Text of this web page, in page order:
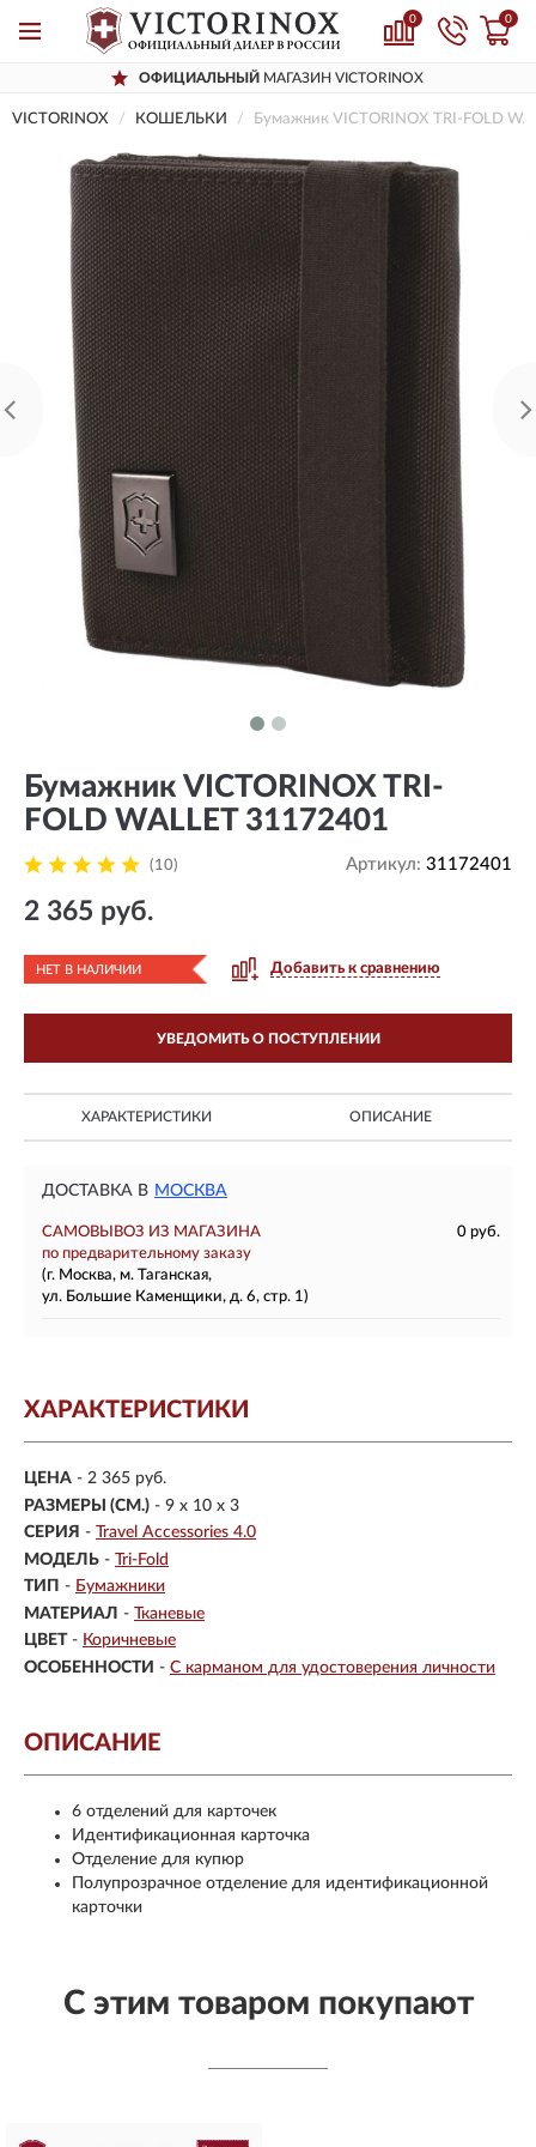
0 0
ОФИЦИАЛЬНЫЙМАГАЗИН VICTORINOX
VICTORINOX КОШЕЛЬКИ Бумажник VICTORINOX TRI-FOLD
Бумажник VICTORINOX TRI-
FOLD WALLET 31172401
(10) Артикул: 31172401
2 365 руб.
НЕТ В НАЛИЧИИ Добавить к сравнению
УВЕДОМИТЬ О ПОСТУПЛЕНИИ
ХАРАКТЕРИСТИКИ ОПИСАНИЕ
ДОСТАВКА В МОСКВА
САМОВЫВОЗ ИЗ МАГАЗИНА
0 руб.
по предварительному заказу
(г. Москва, м. Таганская,
ул. Большие Каменщики, д. 6, стр. 1)
ХАРАКТЕРИСТИКИ
ЦЕНА - 2 365 руб.
РАЗМЕРЫ (СМ.) - 9 x 10 x 3
СЕРИЯ - Travel Accessories 4.0
МОДЕЛЬ - Tri-Fold
ТИП - Бумажники
МАТЕРИАЛ - Тканевые
ЦВЕТ - Коричневые
ОСОБЕННОСТИ - С карманом для удостоверения личности
ОПИСАНИЕ
6 отделений для карточек
Идентификационная карточка
Отделение для купюр
Полупрозрачное отделение для идентификационной
карточки
С этим товаром покупают